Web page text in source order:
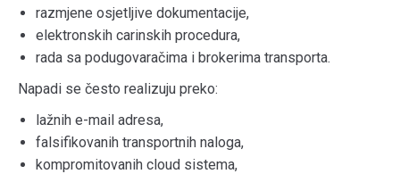
razmjene osjetljive dokumentacije,
elektronskih carinskih procedura,
rada sa podugovaračima i brokerima transporta.
Napadi se često realizuju preko:
lažnih e-mail adresa,
falsifikovanih transportnih naloga,
kompromitovanih cloud sistema,